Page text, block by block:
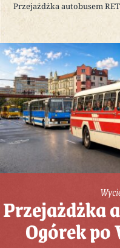
Przejażdżka autobusem
Przejażdżka
Ogórek po